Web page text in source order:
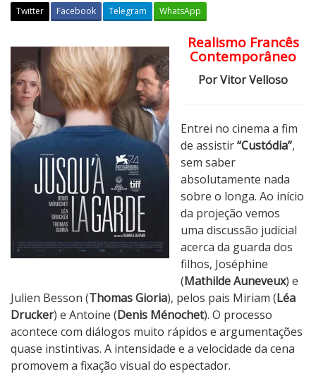
Twitter Facebook Telegram WhatsApp
C
í
t
i
c
a
ó
d
a
Realismo Francês
Contemporâneo
Por Vitor Velloso
Entrei no cinema a fim
de assistir“Custódia”,
sem saber
absolutamente nada
sobre o longa. Ao início
da projeção vemos
uma discussão judicial
acerca da guarda dos
filhos, Joséphine
(Mathilde Auneveux) e
Julien Besson (Thomas Gioria), pelos pais Miriam (Léa
Drucker) e Antoine (Denis Ménochet). O processo
acontece com diálogos muito rápidos e argumentações
quase instintivas. A intensidade e a velocidade da cena
promovem a fixação visual do espectador.